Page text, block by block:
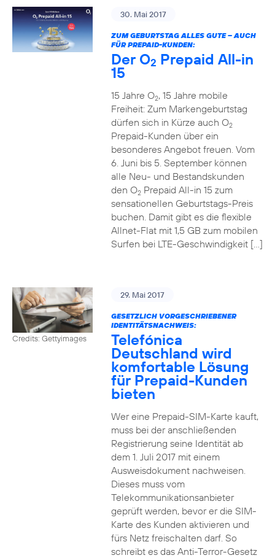
30. Mai 2017
ZUM GEBURTSTAG ALLES GUTE – AUCH
FÜR PREPAID-KUNDEN:
Der O2 Prepaid All-in
15
15 Jahre O2, 15 Jahre mobile
Freiheit: Zum Markengeburtstag
dürfen sich in Kürze auch O2
Prepaid-Kunden über ein
besonderes Angebot freuen. Vom
6. Juni bis 5. September können
alle Neu- und Bestandskunden
den O2Prepaid All-in 15 zum
sensationellen Geburtstags-Preis
buchen. Damit gibt es die flexible
Allnet-Flat mit 1,5 GB zum mobilen
Surfen bei LTE-Geschwindigkeit […]
Credits: Gettyimages
29. Mai 2017
GESETZLICH VORGESCHRIEBENER
IDENTITÄTSNACHWEIS:
Telefónica
Deutschland wird
komfortable Lösung
für Prepaid-Kunden
bieten
Wer eine Prepaid-SIM-Karte kauft,
muss bei der anschließenden
Registrierung seine Identität ab
dem 1. Juli 2017 mit einem
Ausweisdokument nachweisen.
Dieses muss vom
Telekommunikationsanbieter
geprüft werden, bevor er die SIM-
Karte des Kunden aktivieren und
fürs Netz freischalten darf. So
schreibt es das Anti-Terror-Gesetz